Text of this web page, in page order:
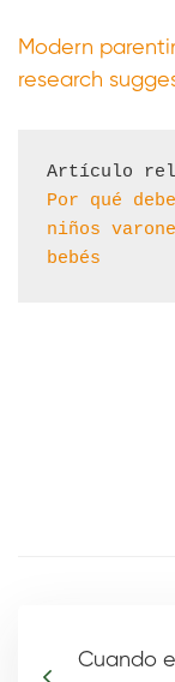
Modern
research
Por qué
niños
bebés
Cuando